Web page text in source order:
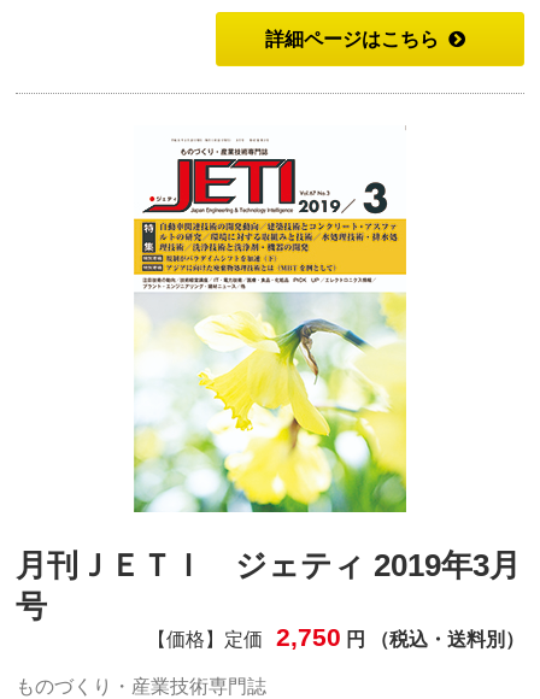
詳細ページはこちら
月刊ＪＥＴＩ ジェティ 2019年3月
号
【価格】定価 2,750 円 （税込・送料別）
ものづくり・産業技術専門誌